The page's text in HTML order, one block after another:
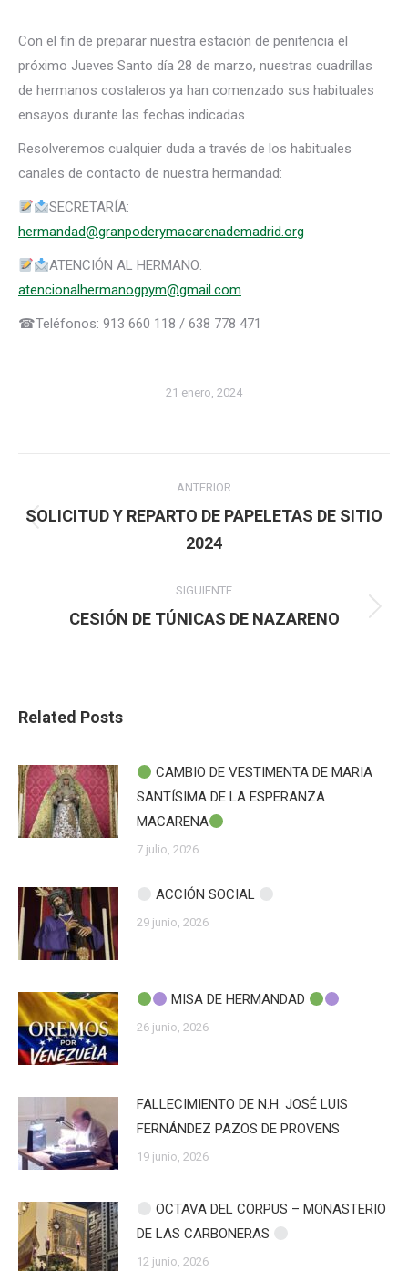
Con el fin de preparar nuestra estación de penitencia el
próximo Jueves Santo día 28 de marzo, nuestras cuadrillas
de hermanos costaleros ya han comenzado sus habituales
ensayos durante las fechas indicadas.
Resolveremos cualquier duda a través de los habituales
canales de contacto de nuestra hermandad:
SECRETARÍA:
hermandad@granpoderymacarenademadrid.org
ATENCIÓN AL HERMANO:
atencionalhermanogpym@gmail.com
☎Teléfonos: 913 660 118 / 638 778 471
21 enero, 2024
entre
ANTERIOR
anterior:
SOLICITUD Y REPARTO DE PAPELETAS DE SITIO
2024
SIGUIENTE
Publicación
CESIÓN DE TÚNICAS DE NAZARENO
Related Posts
CAMBIO DE VESTIMENTA DE MARIA
SANTÍSIMA DE LA ESPERANZA
MACARENA
7 julio, 2026
ACCIÓN SOCIAL
29 junio, 2026
MISA DE HERMANDAD
26 junio, 2026
FALLECIMIENTO DE N.H. JOSÉ LUIS
FERNÁNDEZ PAZOS DE PROVENS
19 junio, 2026
OCTAVA DEL CORPUS – MONASTERIO
DE LAS CARBONERAS
12 junio, 2026